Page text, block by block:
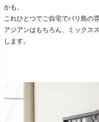
かも。
これひとつでご自宅でバリ島の
アジアンはもちろん、ミックス
します。